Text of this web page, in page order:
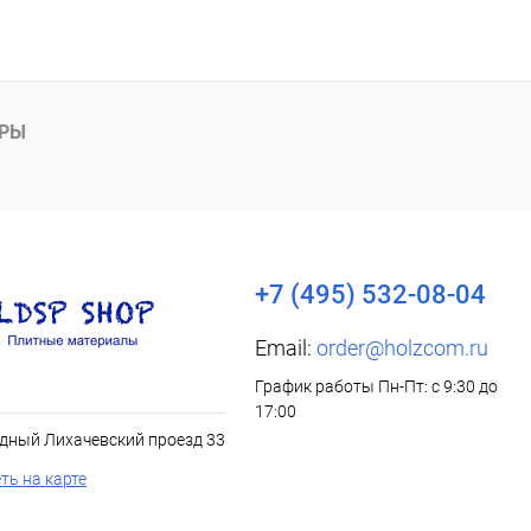
Лихачевский проезд 33
на карте
+7 (495) 532-08-04
Email: order@holzcom.ru
График работы Пн-Пт: с 9:30 до
17:00